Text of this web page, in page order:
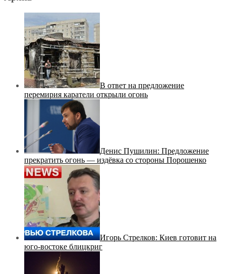
В ответ на предложение
перемирия каратели открыли огонь
Денис Пушилин: Предложение
прекратить огонь — издёвка со стороны Порошенко
Игорь Стрелков: Киев готовит на
юго-востоке блицкриг